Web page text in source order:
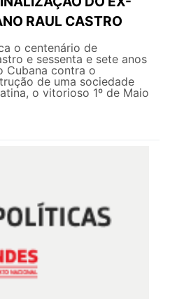
RAUL CASTRO
o centenário de
e sessenta e sete anos
Cubana contra o
de uma sociedade
o vitorioso 1º de Maio